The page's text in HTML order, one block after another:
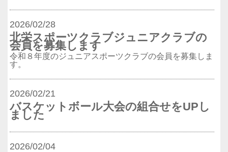
2026/02/28
北栄スポーツクラブジュニアクラブの
会員を募集します
令和８年度のジュニアスポーツクラブの会員を募集しま
す。
2026/02/21
バスケットボール大会の組合せをUPし
ました
2026/02/04